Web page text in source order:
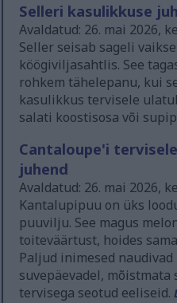
Selleri kasulikkuse
Avaldatud: 26. mai 2026,
Seller seisab sageli
köögiviljasahtlis. See
rohkem tähelepanu, kui
kasulikkus tervisele
salati koostisosa või
Cantaloupe'i
juhend
Avaldatud: 26. mai 2026,
Kantalupipuu on üks
puuvilju. See magus
toiteväärtust, hoides
Paljud inimesed
suvepäevadel,
tervisega seotud eeliseid.